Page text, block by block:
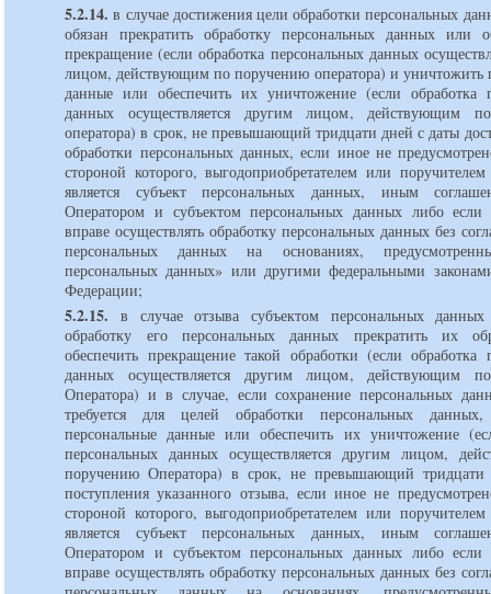
5.2.14. в случае достижения цели обработки персональных
обязан прекратить обработку персональных данных или
прекращение (если обработка персональных данных
лицом, действующим по поручению оператора) и уничтожить
данные или обеспечить их уничтожение (если обработка
данных осуществляется другим лицом, действующим
оператора) в срок, не превышающий тридцати дней с даты
обработки персональных данных, если иное не
стороной которого, выгодоприобретателем или
является субъект персональных данных, иным
Оператором и субъектом персональных данных либо если
вправе осуществлять обработку персональных данных без
персональных данных на основаниях,
персональных данных» или другими федеральными
Федерации;
5.2.15. в случае отзыва субъектом персональных данных
обработку его персональных данных прекратить их
обеспечить прекращение такой обработки (если обработка
данных осуществляется другим лицом, действующим
Оператора) и в случае, если сохранение персональных
требуется для целей обработки персональных данных,
персональные данные или обеспечить их уничтожение
персональных данных осуществляется другим лицом,
поручению Оператора) в срок, не превышающий
поступления указанного отзыва, если иное не
стороной которого, выгодоприобретателем или
является субъект персональных данных, иным
Оператором и субъектом персональных данных либо если
вправе осуществлять обработку персональных данных без